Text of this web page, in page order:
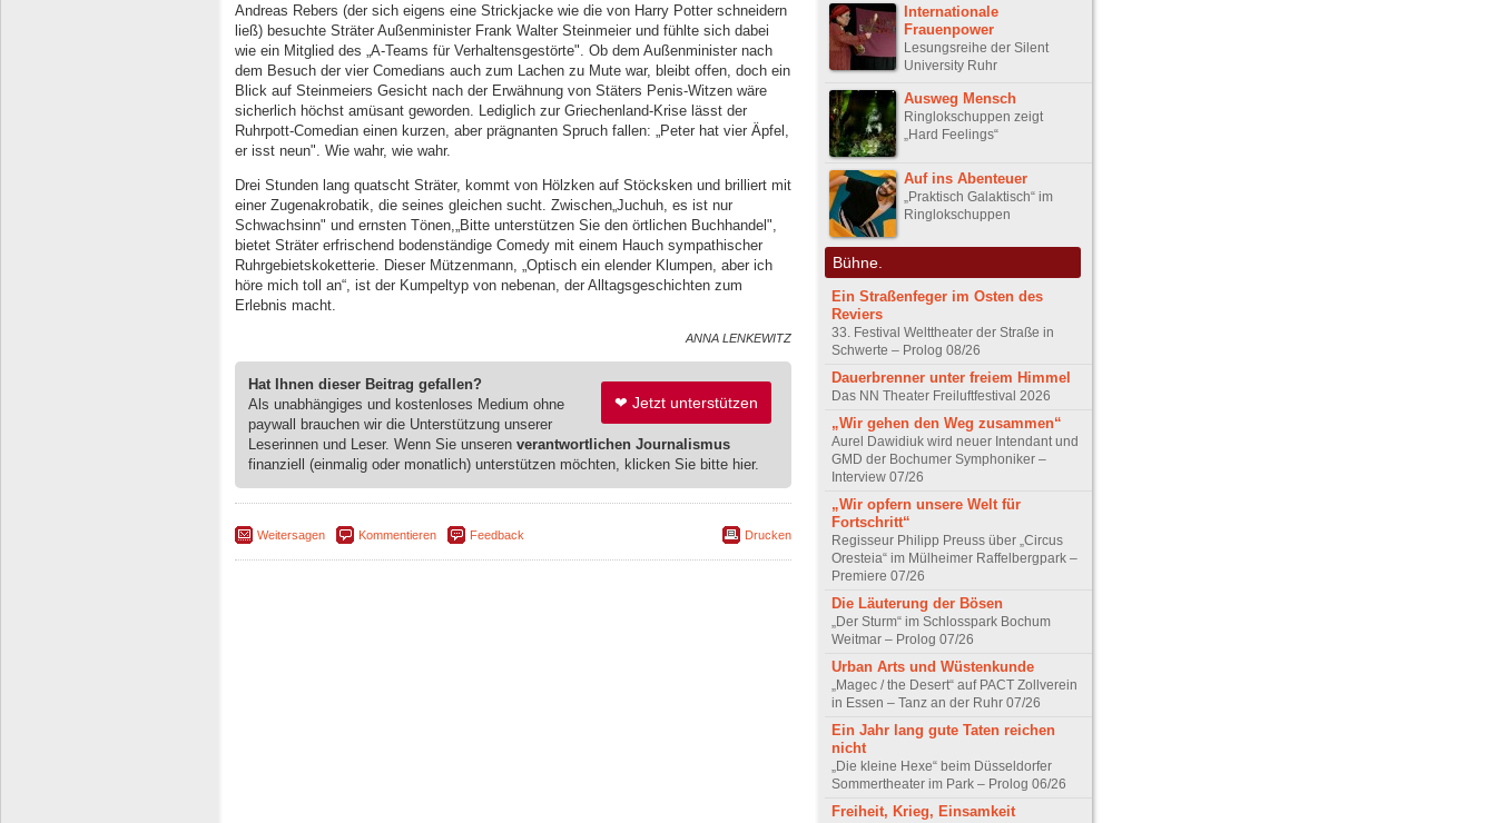
Andreas Rebers (der sich eigens eine Strickjacke wie die von Harry Potter schneidern
ließ) besuchte Sträter Außenminister Frank Walter Steinmeier und fühlte sich dabei
wie ein Mitglied des „A-Teams für Verhaltensgestörte". Ob dem Außenminister nach
dem Besuch der vier Comedians auch zum Lachen zu Mute war, bleibt offen, doch ein
Blick auf Steinmeiers Gesicht nach der Erwähnung von Stäters Penis-Witzen wäre
sicherlich höchst amüsant geworden. Lediglich zur Griechenland-Krise lässt der
Ruhrpott-Comedian einen kurzen, aber prägnanten Spruch fallen: „Peter hat vier Äpfel,
er isst neun". Wie wahr, wie wahr.
Drei Stunden lang quatscht Sträter, kommt von Hölzken auf Stöcksken und brilliert mit
einer Zugenakrobatik, die seines gleichen sucht. Zwischen„Juchuh, es ist nur
Schwachsinn" und ernsten Tönen,„Bitte unterstützen Sie den örtlichen Buchhandel",
bietet Sträter erfrischend bodenständige Comedy mit einem Hauch sympathischer
Ruhrgebietskoketterie. Dieser Mützenmann, „Optisch ein elender Klumpen, aber ich
höre mich toll an“, ist der Kumpeltyp von nebenan, der Alltagsgeschichten zum
Erlebnis macht.
ANNA LENKEWITZ
❤ Jetzt unterstützen
Hat Ihnen dieser Beitrag gefallen?
Als unabhängiges und kostenloses Medium ohne
paywall brauchen wir die Unterstützung unserer
Leserinnen und Leser. Wenn Sie unseren verantwortlichen Journalismus
finanziell (einmalig oder monatlich) unterstützen möchten, klicken Sie bitte hier.
Weitersagen Kommentieren Feedback Drucken
Internationale
Frauenpower
Lesungsreihe der Silent
University Ruhr
Ausweg Mensch
Ringlokschuppen zeigt
„Hard Feelings“
Auf ins Abenteuer
„Praktisch Galaktisch“ im
Ringlokschuppen
Bühne.
Ein Straßenfeger im Osten des
Reviers
33. Festival Welttheater der Straße in
Schwerte – Prolog 08/26
Dauerbrenner unter freiem Himmel
Das NN Theater Freiluftfestival 2026
„Wir gehen den Weg zusammen“
Aurel Dawidiuk wird neuer Intendant und
GMD der Bochumer Symphoniker –
Interview 07/26
„Wir opfern unsere Welt für
Fortschritt“
Regisseur Philipp Preuss über „Circus
Oresteia“ im Mülheimer Raffelbergpark –
Premiere 07/26
Die Läuterung der Bösen
„Der Sturm“ im Schlosspark Bochum
Weitmar – Prolog 07/26
Urban Arts und Wüstenkunde
„Magec / the Desert“ auf PACT Zollverein
in Essen – Tanz an der Ruhr 07/26
Ein Jahr lang gute Taten reichen
nicht
„Die kleine Hexe“ beim Düsseldorfer
Sommertheater im Park – Prolog 06/26
Freiheit, Krieg, Einsamkeit